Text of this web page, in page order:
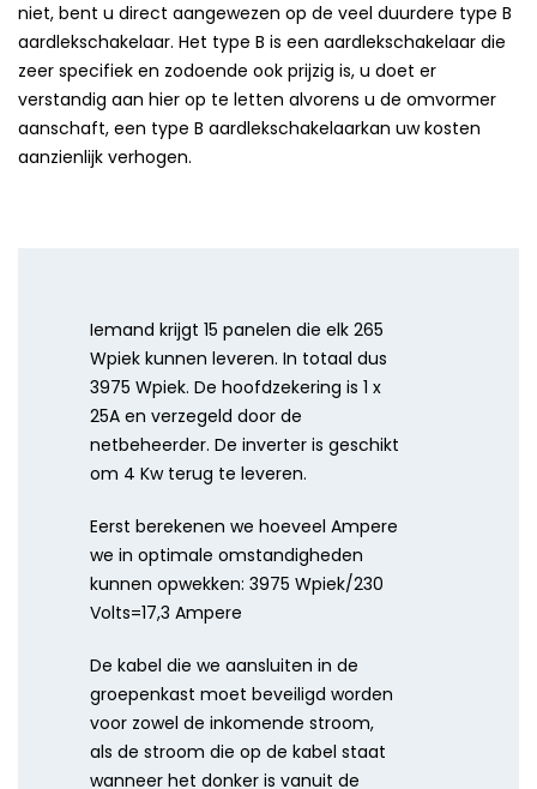
niet, bent u direct aangewezen op de veel duurdere type B
aardlekschakelaar. Het type B is een aardlekschakelaar die
zeer specifiek en zodoende ook prijzig is, u doet er
verstandig aan hier op te letten alvorens u de omvormer
aanschaft, een type B aardlekschakelaarkan uw kosten
aanzienlijk verhogen.
Iemand krijgt 15 panelen die elk 265
Wpiek kunnen leveren. In totaal dus
3975 Wpiek. De hoofdzekering is 1 x
25A en verzegeld door de
netbeheerder. De inverter is geschikt
om 4 Kw terug te leveren.
Eerst berekenen we hoeveel Ampere
we in optimale omstandigheden
kunnen opwekken: 3975 Wpiek/230
Volts=17,3 Ampere
De kabel die we aansluiten in de
groepenkast moet beveiligd worden
voor zowel de inkomende stroom,
als de stroom die op de kabel staat
wanneer het donker is vanuit de